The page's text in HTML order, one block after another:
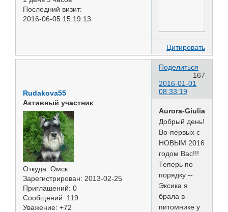
Последний визит:
2016-06-05 15:19:13
Цитировать
Поделиться
167
2016-01-01
08:33:19
Rudakova55
Активный участник
Откуда: Омск
Зарегистрирован: 2013-02-25
Приглашений: 0
Сообщений: 119
Уважение: +72
Aurora-Giulia
Добрый день!
Во-первых с
НОВЫМ 2016
годом Вас!!!
Теперь по
порядку --
Эксика я
брала в
питомнике у